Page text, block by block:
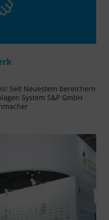
Seit Neuestem bereichern
System S&P GmbH